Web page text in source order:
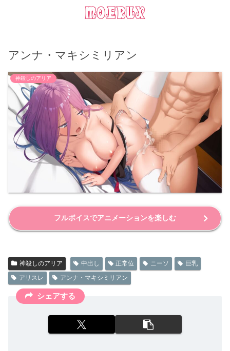
アンナ・マキシミリアン
神殺しのアリア
フルボイスでアニメーションを楽しむ
神殺しのアリア 中出し 正常位 ニーソ
巨乳
アリスレ
アンナ・マキシミリアン
シェアする